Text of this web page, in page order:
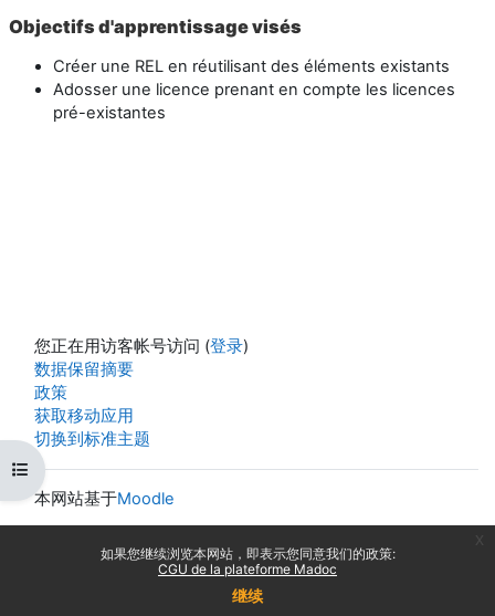
如果您继续浏览本网站，即表示您同意我们的政策:
CGU de la plateforme Madoc
继续
打开课程索引
Objectifs d'apprentissagevisés
Créer une REL en réutilisant des éléments existants
Adosser une licence prenant en compte les licences
pré-existantes
您正在用访客帐号访问 (登录)
‎数据保留摘要‎
政策
获取移动应用
切换到标准主题
本网站基于Moodle